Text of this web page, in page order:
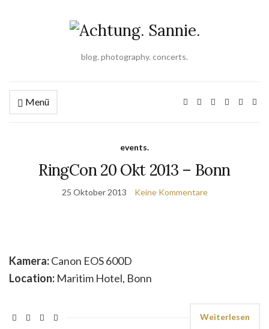
blog. photography. concerts.
Menü
events.
RingCon 20 Okt 2013 – Bonn
25 Oktober 2013 Keine Kommentare
Kamera:Canon EOS 600D
Location: Maritim Hotel, Bonn
Weiterlesen